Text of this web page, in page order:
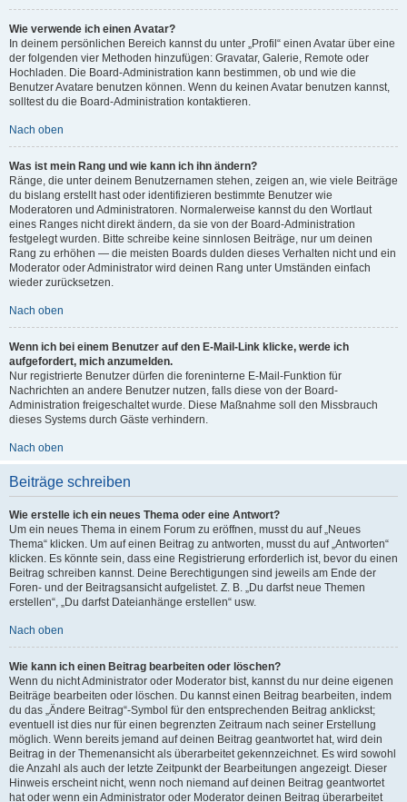
Wie verwende ich einen Avatar?
In deinem persönlichen Bereich kannst du unter „Profil“ einen Avatar über eine
der folgenden vier Methoden hinzufügen: Gravatar, Galerie, Remote oder
Hochladen. Die Board-Administration kann bestimmen, ob und wie die
Benutzer Avatare benutzen können. Wenn du keinen Avatar benutzen kannst,
solltest du die Board-Administration kontaktieren.
Nach oben
Was ist mein Rang und wie kann ich ihn ändern?
Ränge, die unter deinem Benutzernamen stehen, zeigen an, wie viele Beiträge
du bislang erstellt hast oder identifizieren bestimmte Benutzer wie
Moderatoren und Administratoren. Normalerweise kannst du den Wortlaut
eines Ranges nicht direkt ändern, da sie von der Board-Administration
festgelegt wurden. Bitte schreibe keine sinnlosen Beiträge, nur um deinen
Rang zu erhöhen — die meisten Boards dulden dieses Verhalten nicht und ein
Moderator oder Administrator wird deinen Rang unter Umständen einfach
wieder zurücksetzen.
Nach oben
Wenn ich bei einem Benutzer auf den E-Mail-Link klicke, werde ich
aufgefordert, mich anzumelden.
Nur registrierte Benutzer dürfen die foreninterne E-Mail-Funktion für
Nachrichten an andere Benutzer nutzen, falls diese von der Board-
Administration freigeschaltet wurde. Diese Maßnahme soll den Missbrauch
dieses Systems durch Gäste verhindern.
Nach oben
Beiträge schreiben
Wie erstelle ich ein neues Thema oder eine Antwort?
Um ein neues Thema in einem Forum zu eröffnen, musst du auf „Neues
Thema“ klicken. Um auf einen Beitrag zu antworten, musst du auf „Antworten“
klicken. Es könnte sein, dass eine Registrierung erforderlich ist, bevor du einen
Beitrag schreiben kannst. Deine Berechtigungen sind jeweils am Ende der
Foren- und der Beitragsansicht aufgelistet. Z. B. „Du darfst neue Themen
erstellen“, „Du darfst Dateianhänge erstellen“ usw.
Nach oben
Wie kann ich einen Beitrag bearbeiten oder löschen?
Wenn du nicht Administrator oder Moderator bist, kannst du nur deine eigenen
Beiträge bearbeiten oder löschen. Du kannst einen Beitrag bearbeiten, indem
du das „Ändere Beitrag“-Symbol für den entsprechenden Beitrag anklickst;
eventuell ist dies nur für einen begrenzten Zeitraum nach seiner Erstellung
möglich. Wenn bereits jemand auf deinen Beitrag geantwortet hat, wird dein
Beitrag in der Themenansicht als überarbeitet gekennzeichnet. Es wird sowohl
die Anzahl als auch der letzte Zeitpunkt der Bearbeitungen angezeigt. Dieser
Hinweis erscheint nicht, wenn noch niemand auf deinen Beitrag geantwortet
hat oder wenn ein Administrator oder Moderator deinen Beitrag überarbeitet